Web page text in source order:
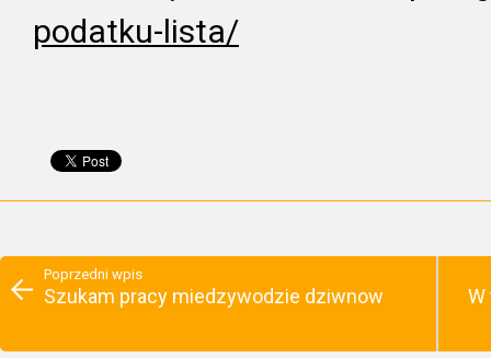
podatku-lista/
Poprzedni wpis
Szukam pracy miedzywodzie dziwnow W